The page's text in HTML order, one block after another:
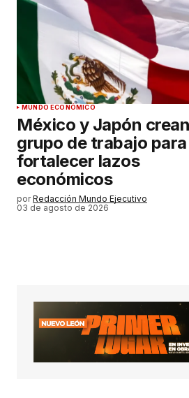
MUNDO ECONÓMICO
México y Japón crean
grupo de trabajo para
fortalecer lazos
económicos
por Redacción Mundo Ejecutivo
03 de agosto de 2026